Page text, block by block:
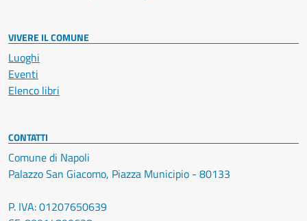
VIVERE IL COMUNE
Luoghi
Eventi
Elenco libri
CONTATTI
Comune di Napoli
Palazzo San Giacomo, Piazza Municipio - 80133
P. IVA: 01207650639